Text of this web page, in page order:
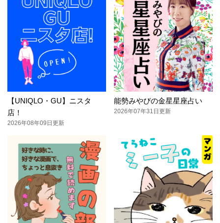
【UNIQLO・GU】ニスタ
店！
2026年08年09日更新
能勢みやびの金星星座占い
2026年07年31日更新